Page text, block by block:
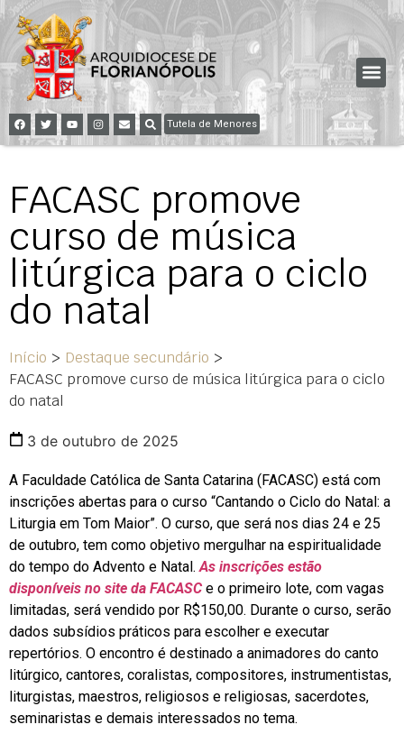
Tutela de Menores
FACASC promove
curso de música
litúrgica para o ciclo
do natal
Início > Destaque secundário >
FACASC promove curso de música litúrgica para o ciclo
do natal
3 de outubro de 2025
A Faculdade Católica de Santa Catarina (FACASC) está com
inscrições abertas para o curso “Cantando o Ciclo do Natal: a
Liturgia em Tom Maior”. O curso, que será nos dias 24 e 25
de outubro, tem como objetivo mergulhar na espiritualidade
do tempo do Advento e Natal. As inscrições estão
disponíveis no site da FACASCe o primeiro lote, com vagas
limitadas, será vendido por R$150,00. Durante o curso, serão
dados subsídios práticos para escolher e executar
repertórios. O encontro é destinado a animadores do canto
litúrgico, cantores, coralistas, compositores, instrumentistas,
liturgistas, maestros, religiosos e religiosas, sacerdotes,
seminaristas e demais interessados no tema.